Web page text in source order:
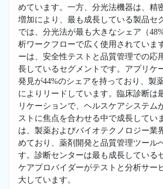
めています。一方、分光法機器は、精
増加により、最も成長している製品セ
では、分光法が最も大きなシェア（
析ワークフローで広く使用されていま
ーは、安全性テストと品質管理での応
長しているセグメントです。アプリケ
発見が44%のシェアを持っており、製
によりリードしています。臨床診断は
リケーションで、ヘルスケアシステム
ストに焦点を合わせる中で成長してい
は、製薬およびバイオテクノロジー業
めており、薬剤開発と品質管理ツール
す。診断センターは最も成長している
ケアプロバイダーがテストと分析サー
大しています。